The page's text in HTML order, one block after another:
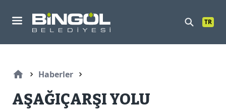
Mobil Menu TR
Haberler
AŞAĞIÇARŞI YOLU